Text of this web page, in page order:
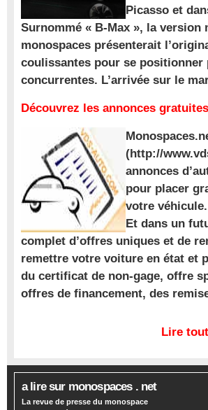
Picasso et
Surnommé « B-Max », la
monospaces présenterait
coulissantes pour se positionner
concurrentes. L’arrivée sur le
Découvrez les annonces
(http://
annonces
pour placer
votre véhicule.
Et dans un
complet d’offres uniques et de
remettre votre voiture en état et
du certificat de non-gage, offre
offres de financement, des
Lire
a lire sur monospaces . net
La revue de presse du monospace